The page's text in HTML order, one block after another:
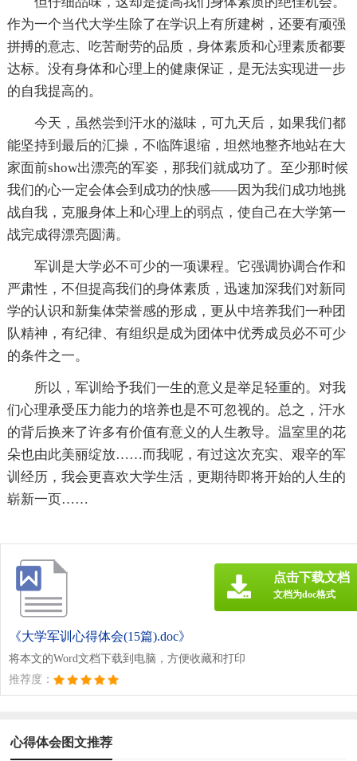
作为一个当代大学生除了在学识上有所建树，还要有顽强
拼搏的意志、吃苦耐劳的品质，身体素质和心理素质都要
达标。没有身体和心理上的健康保证，是无法实现进一步
的自我提高的。
今天，虽然尝到汗水的滋味，可九天后，如果我们都
能坚持到最后的汇操，不临阵退缩，坦然地整齐地站在大
家面前show出漂亮的军姿，那我们就成功了。至少那时候
我们的心一定会体会到成功的快感——因为我们成功地挑
战自我，克服身体上和心理上的弱点，使自己在大学第一
战完成得漂亮圆满。
军训是大学必不可少的一项课程。它强调协调合作和
严肃性，不但提高我们的身体素质，迅速加深我们对新同
学的认识和新集体荣誉感的形成，更从中培养我们一种团
队精神，有纪律、有组织是成为团体中优秀成员必不可少
的条件之一。
所以，军训给予我们一生的意义是举足轻重的。对我
们心理承受压力能力的培养也是不可忽视的。总之，汗水
的背后换来了许多有价值有意义的人生教导。温室里的花
朵也由此美丽绽放……而我呢，有过这次充实、艰辛的军
训经历，我会更喜欢大学生活，更期待即将开始的人生的
崭新一页……
《大学军训心得体会(15篇).doc》
将本文的Word文档下载到电脑，方便收藏和打印
推荐度：
点击下载文档
文档为doc格式
心得体会图文推荐